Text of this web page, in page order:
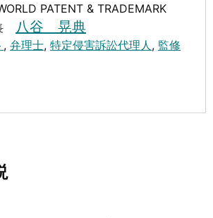
PATENT & TRADEMARK
八谷 晃典
, 弁理士, 特定侵害訴訟代理人, 監修